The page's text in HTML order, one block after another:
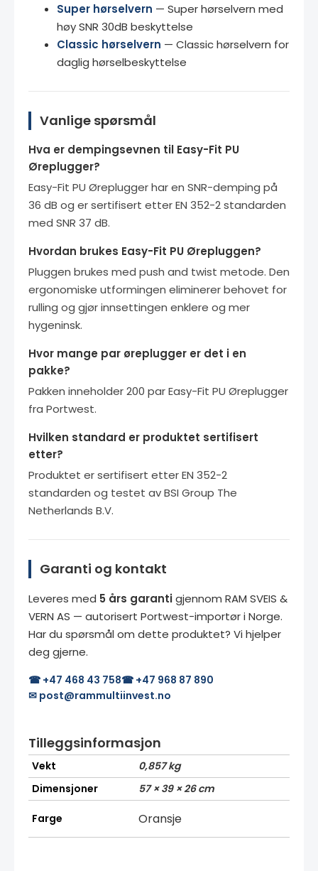
Super hørselvern — Super hørselvern med
høy SNR 30dB beskyttelse
Classic hørselvern — Classic hørselvern for
daglig hørselbeskyttelse
Vanlige spørsmål
Hva er dempingsevnen til Easy-Fit PU
Øreplugger?
Easy-Fit PU Øreplugger har en SNR-demping på
36 dB og er sertifisert etter EN 352-2 standarden
med SNR 37 dB.
Hvordan brukes Easy-Fit PU Ørepluggen?
Pluggen brukes med push and twist metode. Den
ergonomiske utformingen eliminerer behovet for
rulling og gjør innsettingen enklere og mer
hygeninsk.
Hvor mange par øreplugger er det i en
pakke?
Pakken inneholder 200 par Easy-Fit PU Øreplugger
fra Portwest.
Hvilken standard er produktet sertifisert
etter?
Produktet er sertifisert etter EN 352-2
standarden og testet av BSI Group The
Netherlands B.V.
Garanti og kontakt
Leveres med 5 års garantigjennom RAM SVEIS &
VERN AS — autorisert Portwest-importør i Norge.
Har du spørsmål om dette produktet? Vi hjelper
deg gjerne.
☎ +47 468 43 758☎ +47 968 87 890
✉ post@rammultiinvest.no
Tilleggsinformasjon
Vekt
0,857 kg
Dimensjoner
57 × 39 × 26 cm
Farge Oransje